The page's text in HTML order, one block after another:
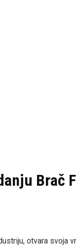
Brač
otvara